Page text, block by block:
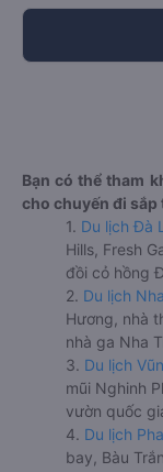
Bạn có thể tham
cho chuyến đi sắp
1. Du lịch Đà
Hills, Fresh
đồi cỏ hồng
2. Du lịch
Hương, nhà
nhà ga Nha
3. Du lịch
mũi Nghinh
vườn quốc
4. Du lịch
bay, Bàu